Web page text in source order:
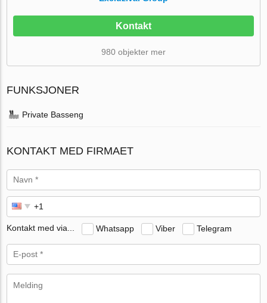
Kontakt
980 objekter mer
FUNKSJONER
Private Basseng
KONTAKT MED FIRMAET
Kontakt med via... Whatsapp Viber Telegram